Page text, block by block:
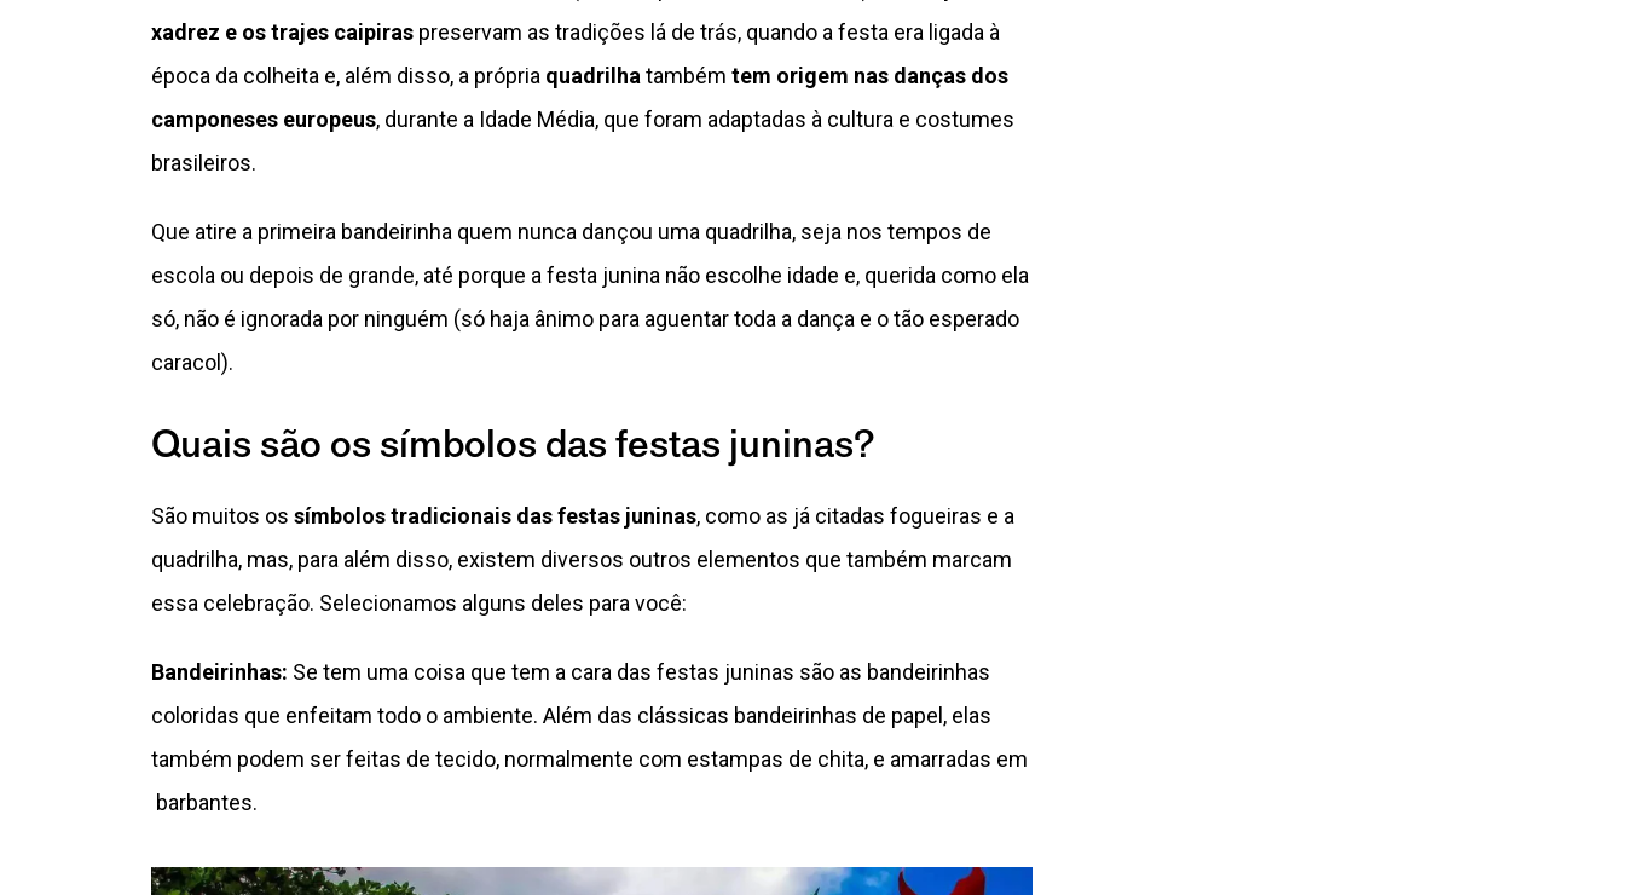
xadrez e os trajes caipiras preservam as tradições lá de trás, quando a festa era ligada à
época da colheita e, além disso, a própria quadrilhatambém tem origem nas danças dos
camponeses europeus, durante a Idade Média, que foram adaptadas à cultura e costumes
brasileiros.
Que atire a primeira bandeirinha quem nunca dançou uma quadrilha, seja nos tempos de
escola ou depois de grande, até porque a festa junina não escolhe idade e, querida como ela
só, não é ignorada por ninguém (só haja ânimo para aguentar toda a dança e o tão esperado
caracol).
Quais são os símbolos das festas juninas?
São muitos ossímbolos tradicionais das festas juninas, como as já citadas fogueiras e a
quadrilha, mas, para além disso, existem diversos outros elementos que também marcam
essa celebração. Selecionamos alguns deles para você:
Bandeirinhas: Se tem uma coisa que tem a cara das festas juninas são as bandeirinhas
coloridas que enfeitam todo o ambiente. Além das clássicas bandeirinhas de papel, elas
também podem ser feitas de tecido, normalmente com estampas de chita, e amarradas em
barbantes.